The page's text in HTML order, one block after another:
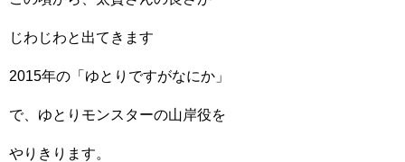
じわじわと出てきます
2015年の「ゆとりですがなにか」
で、ゆとりモンスターの山岸役を
やりきります。